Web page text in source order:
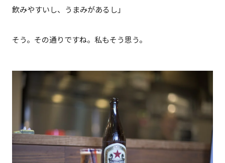
飲みやすいし、うまみがあるし」
そう。その通りですね。私もそう思う。